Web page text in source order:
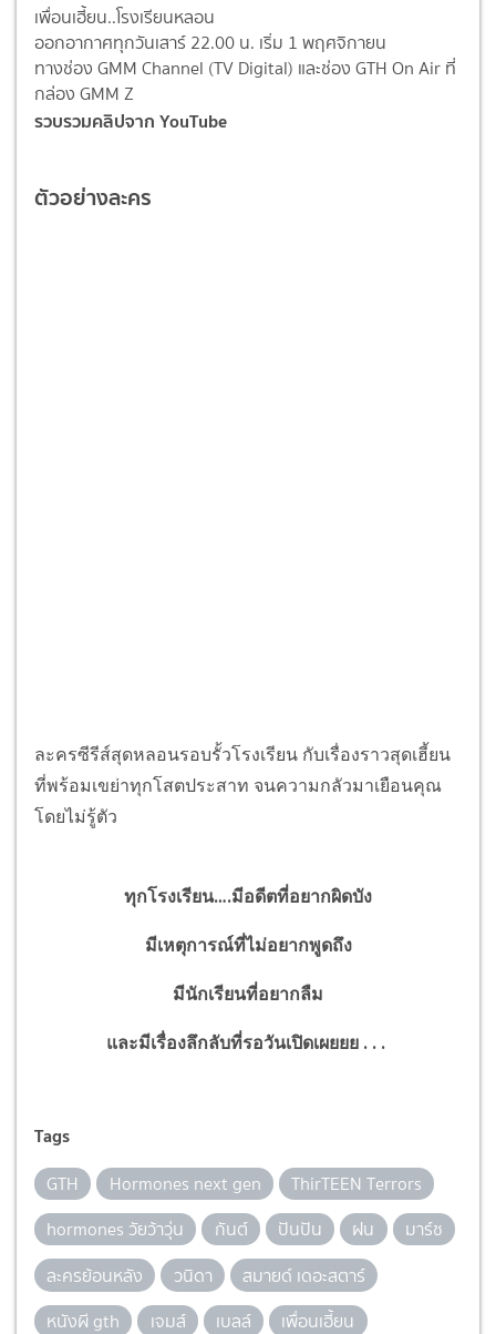
เพื่อนเฮี้ยน..โรงเรียนหลอน
ออกอากาศทุกวันเสาร์ 22.00 น. เริ่ม 1 พฤศจิกายน
ทางช่อง GMM Channel (TV Digital) และช่อง GTH On Air ที่
กล่อง GMM Z
รวบรวมคลิปจาก YouTube
ตัวอย่างละคร
ละครซีรีส์สุดหลอนรอบรั้วโรงเรียน กับเรื่องราวสุดเฮี้ยน
ที่พร้อมเขย่าทุกโสตประสาท จนความกลัวมาเยือนคุณ
โดยไม่รู้ตัว
ทุกโรงเรียน….มีอดีตที่อยากผิดบัง
มีเหตุการณ์ที่ไม่อยากพูดถึง
มีนักเรียนที่อยากลืม
และมีเรื่องลึกลับที่รอวันเปิดเผยยย . . .
Tags
GTH Hormones next gen
ThirTEEN Terrors
hormones วัยว้าวุ่น
กันต์ ปันปัน ฝน
มาร์ช
ละครย้อนหลัง
วนิดา
สมายด์ เดอะสตาร์
หนังผี gth
เจมส์ เบลล์ เพื่อนเฮี้ยน